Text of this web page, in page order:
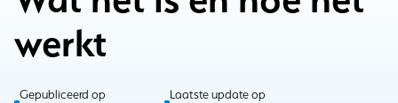
werkt
Gepubliceerd op
Laatste update op